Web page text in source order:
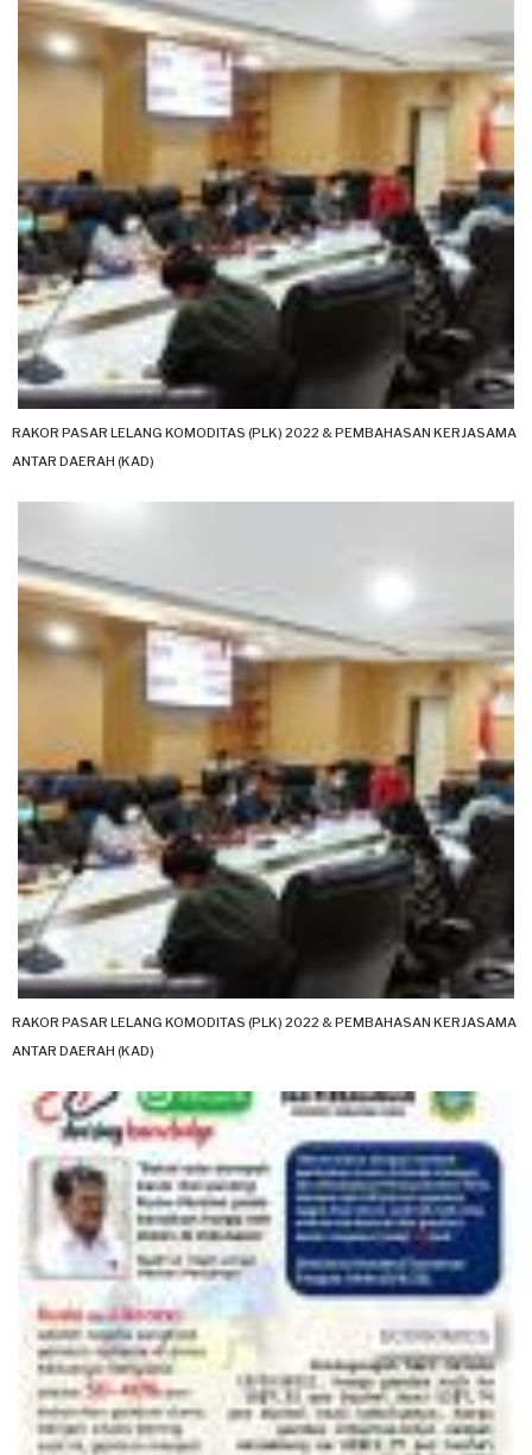
RAKOR PASAR LELANG KOMODITAS (PLK) 2022 & PEMBAHASAN KERJASAMA
ANTAR DAERAH (KAD)
RAKOR PASAR LELANG KOMODITAS (PLK) 2022 & PEMBAHASAN KERJASAMA
ANTAR DAERAH (KAD)